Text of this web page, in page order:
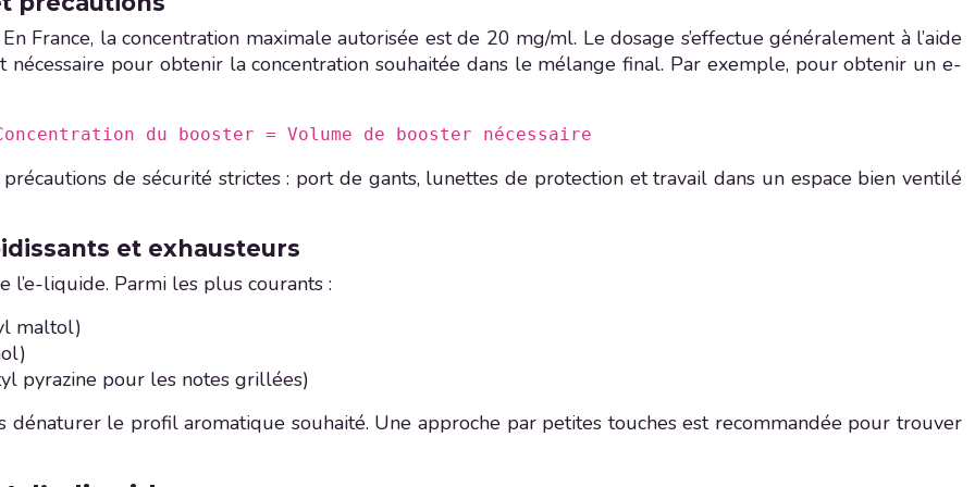
France, la concentration maximale autorisée est de 20 mg/ml. Le dosage s’effectue généralement à l’aide
nécessaire pour obtenir la concentration souhaitée dans le mélange final. Par exemple, pour obtenir un e-
du booster = Volume de booster nécessaire
de sécurité strictes : port de gants, lunettes de protection et travail dans un espace bien ventilé
et exhausteurs
l’e-liquide. Parmi les plus courants :
maltol)
pyrazine pour les notes grillées)
dénaturer le profil aromatique souhaité. Une approche par petites touches est recommandée pour trouver